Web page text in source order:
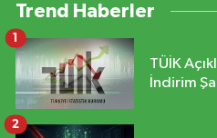
Trend Haberler
TÜİK
İndirim
1
2